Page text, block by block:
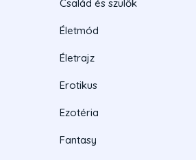
Család és szülők
Életmód
Életrajz
Erotikus
Ezotéria
Fantasy